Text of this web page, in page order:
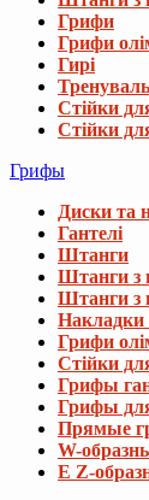
Грифи
Грифи
Гирі
Стійки
Стійки
Грифы
Диски та
Гантелі
Штанги
Штанги з
Штанги з
Накладки
Грифи
Стійки
Грифы
Грифы
Прямые
W-
E Z-